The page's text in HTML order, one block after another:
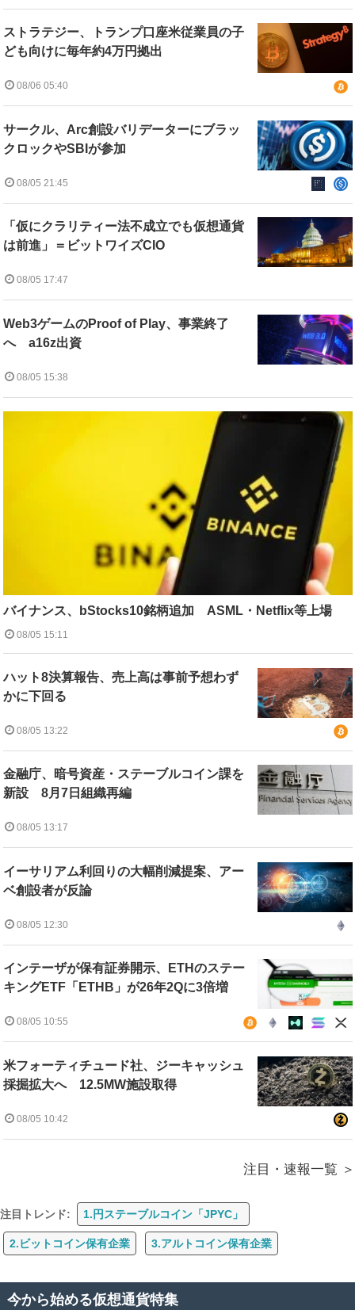
ストラテジー、トランプ口座米従業員の子
ども向けに毎年約4万円拠出
08/06 05:40
サークル、Arc創設バリデーターにブラッ
クロックやSBIが参加
08/05 21:45
「仮にクラリティー法不成立でも仮想通貨
は前進」＝ビットワイズCIO
08/05 17:47
Web3ゲームのProof of Play、事業終了
へ a16z出資
08/05 15:38
バイナンス、bStocks10銘柄追加 ASML・Netflix等上場
08/05 15:11
ハット8決算報告、売上高は事前予想わず
かに下回る
08/05 13:22
金融庁、暗号資産・ステーブルコイン課を
新設 8月7日組織再編
08/05 13:17
イーサリアム利回りの大幅削減提案、アー
ベ創設者が反論
08/05 12:30
インテーザが保有証券開示、ETHのステー
キングETF「ETHB」が26年2Qに3倍増
08/05 10:55
米フォーティチュード社、ジーキャッシュ
採掘拡大へ 12.5MW施設取得
08/05 10:42
注目・速報一覧
注目トレンド: 1.円ステーブルコイン「JPYC」
2.ビットコイン保有企業 3.アルトコイン保有企業
今から始める仮想通貨特集